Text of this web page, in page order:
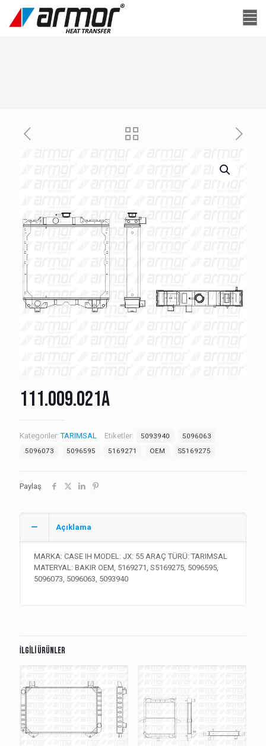
111.009.021A
Kategoriler:TARIMSAL Etiketler: 5093940
5096063
5096073
5096595 5169271 OEM S5169275
Paylaş
Açıklama
MARKA: CASE IH MODEL: JX: 55 ARAÇ TÜRÜ: TARIMSAL
MATERYAL: BAKIR OEM, 5169271, S5169275, 5096595,
5096073, 5096063, 5093940
İlgili ürünler